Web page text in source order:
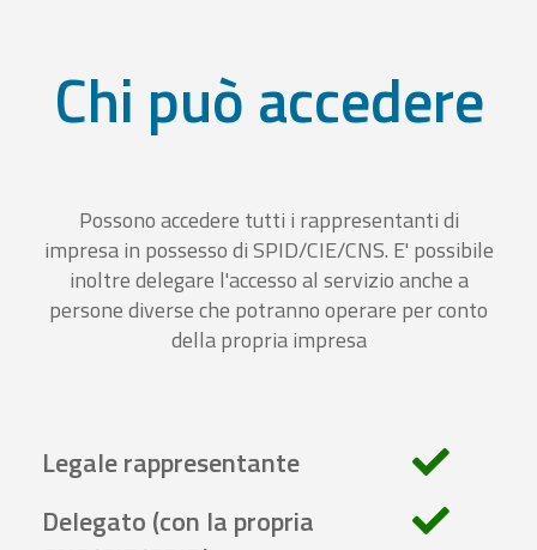
Chi può accedere
Possono accedere tutti i rappresentanti di
impresa in possesso di SPID/CIE/CNS. E' possibile
inoltre delegare l'accesso al servizio anche a
persone diverse che potranno operare per conto
della propria impresa
Legale rappresentante
Delegato (con la propria